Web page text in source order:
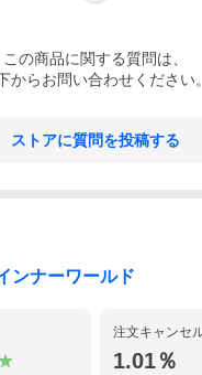
この商品に関する質問は、
からお問い合わせください。
ストアに質問を投稿する
ンナーワールド
注文キャンセ
1.01％